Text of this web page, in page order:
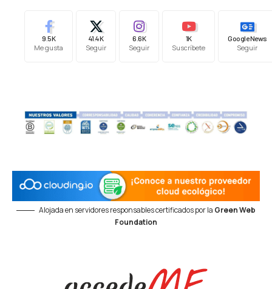
9.5K
Me gusta
41.4K
Seguir
6.6K
Seguir
1K
Suscríbete
Google News
Seguir
Alojada en servidores responsables certificados por la Green Web
Foundation